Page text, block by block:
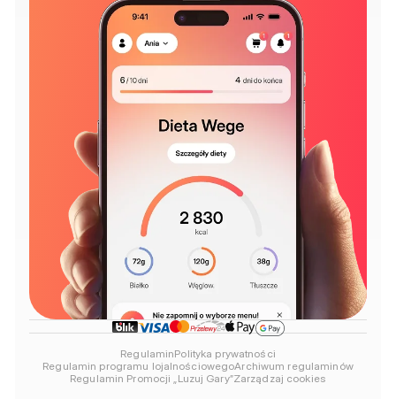
RegulaminPolityka prywatności
Regulamin programu lojalnościowegoArchiwum regulaminów
Regulamin Promocji „Luzuj Gary”Zarządzaj cookies